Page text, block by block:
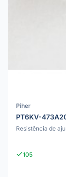
Piher
PT6KV-
Resistência de
105